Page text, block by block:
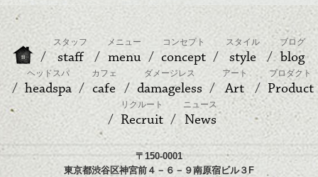
スタッフ
staff
メニュー
menu
コンセプト
concept
スタイル
style
ブログ
blog
ヘッドスパ
headspa
カフェ
cafe
ダメージレス
damageless
アート
Art
プロダクト
Product
リクルート
Recruit
ニュース
News
〒150-0001
東京都渋谷区神宮前４－６－９南原宿ビル３F